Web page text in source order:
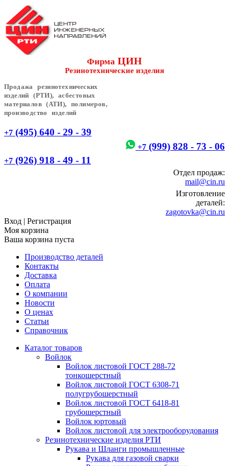
Фирма ЦИН
Резинотехнические изделия
Продажа резинотехнических
изделий (РТИ), асбестовых
материалов (АТИ), полимеров,
производство изделий
+7 (495) 640 - 29 - 39
+7 (999) 828 - 73 - 06
+7 (926) 918 - 49 - 11
Отдел продаж:
mail@cin.ru
Изготовление
деталей:
zagotovka@cin.ru
Вход | Регистрация
Моя корзина
Ваша корзина пуста
Производство деталей
Контакты
Доставка
Оплата
О компании
Новости
О ценах
Статьи
Справочник
Каталог товаров
Войлок
Войлок листовой ГОСТ 288-72
тонкошерстный
Войлок листовой ГОСТ 6308-71
полугрубошерстный
Войлок листовой ГОСТ 6418-81
грубошерстный
Войлок юртовый
Войлок листовой для электрооборудования
Резинотехнические изделия РТИ
Рукава и Шланги промышленные
Рукава для газовой сварки